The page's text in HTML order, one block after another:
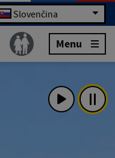
Slovenčina
Menu